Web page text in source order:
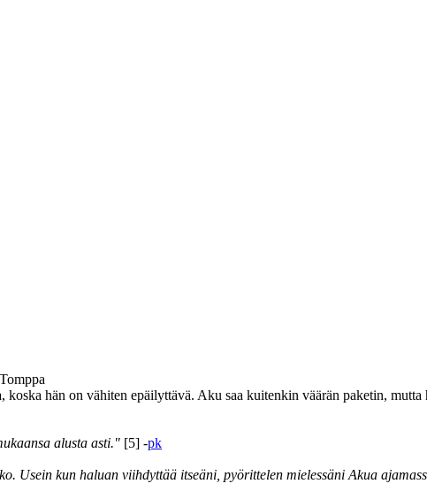
koska hän on vähiten epäilyttävä. Aku saa kuitenkin väärän paketin,
alusta asti." [5] -pk
Usein kun haluan viihdyttää itseäni, pyörittelen mielessäni Akua